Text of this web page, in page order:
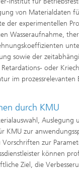
von Materialdaten
der experimentellen
Wasseraufnahme,
sowie der
Retardations- oder
im prozessrelevanten
durch KMU
Auslegung
KMU zur
zur
können
Ziel, die